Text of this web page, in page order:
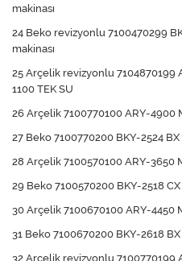
makinası
24 Beko revizyonlu 7100470299
makinası
25 Arçelik revizyonlu 7104870199
1100 TEK SU
26 Arçelik 7100770100 ARY-4900
27 Beko 7100770200 BKY-2524 BX
28 Arçelik 7100570100 ARY-3650
29 Beko 7100570200 BKY-2518 CX
30 Arçelik 7100670100 ARY-4450
31 Beko 7100670200 BKY-2618 BX
32 Arçelik revizyonlu 7100770199